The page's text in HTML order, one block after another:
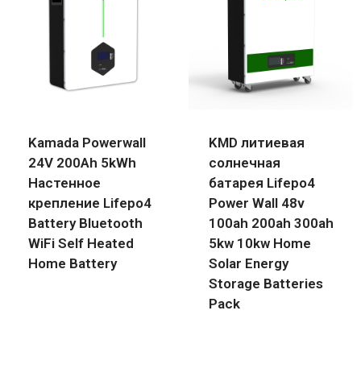
Kamada Powerwall
24V 200Ah 5kWh
Настенное
крепление Lifepo4
Battery Bluetooth
WiFi Self Heated
Home Battery
KMD литиевая
солнечная
батарея Lifepo4
Power Wall 48v
100ah 200ah 300ah
5kw 10kw Home
Solar Energy
Storage Batteries
Pack